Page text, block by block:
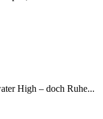
High – doch Ruhe...